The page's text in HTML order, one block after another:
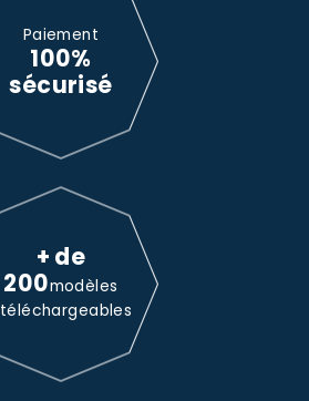
Paiement
100%
sécurisé
+ de
200modèles
téléchargeables